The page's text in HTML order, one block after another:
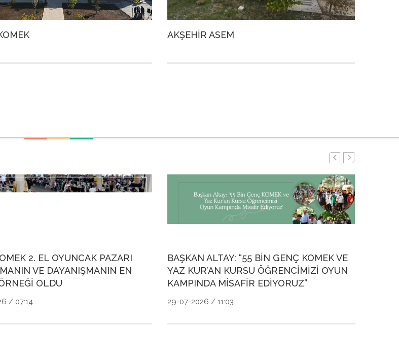
AKŞEHİR ASEM
2. EL OYUNCAK PAZARI
VE DAYANIŞMANIN EN
OLDU
/ 07:14
BAŞKAN ALTAY: “55 BİN GENÇ KOMEK VE
YAZ KUR’AN KURSU ÖĞRENCİMİZİ OYUN
KAMPINDA MİSAFİR EDİYORUZ”
29-07-2026 / 11:03